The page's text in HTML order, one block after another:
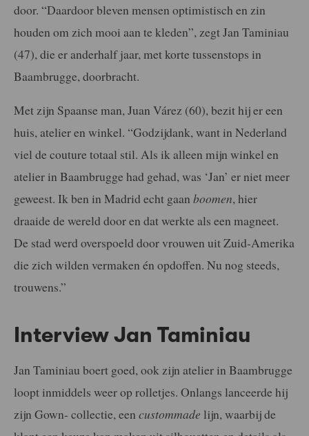
door. “Daardoor bleven mensen optimistisch en zin
houden om zich mooi aan te kleden”, zegt Jan Taminiau
(47), die er anderhalf jaar, met korte tussenstops in
Baambrugge, doorbracht.
Met zijn Spaanse man, Juan Várez (60), bezit hij er een
huis, atelier en winkel. “Godzijdank, want in Nederland
viel de couture totaal stil. Als ik alleen mijn winkel en
atelier in Baambrugge had gehad, was ‘Jan’ er niet meer
geweest. Ik ben in Madrid echt gaan boomen, hier
draaide de wereld door en dat werkte als een magneet.
De stad werd overspoeld door vrouwen uit Zuid-Amerika
die zich wilden vermaken én opdoffen. Nu nog steeds,
trouwens.”
Interview Jan Taminiau
Jan Taminiau boert goed, ook zijn atelier in Baambrugge
loopt inmiddels weer op rolletjes. Onlangs lanceerde hij
zijn Gown- collectie, een custommade lijn, waarbij de